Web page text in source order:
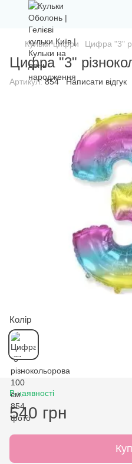
Кульки цифри Цифра "3"
Цифра "3"
Артикул:854 Написати відгук
Колір
В наявності
540 грн